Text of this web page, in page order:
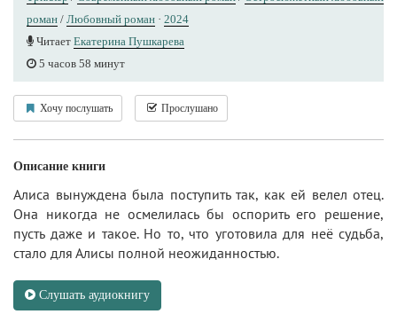
роман / Любовный роман · 2024
Читает Екатерина Пушкарева
5 часов 58 минут
Хочу послушать Прослушано
Описание книги
Алиса вынуждена была поступить так, как ей велел отец.
Она никогда не осмелилась бы оспорить его решение,
пусть даже и такое. Но то, что уготовила для неё судьба,
стало для Алисы полной неожиданностью.
Слушать аудиокнигу